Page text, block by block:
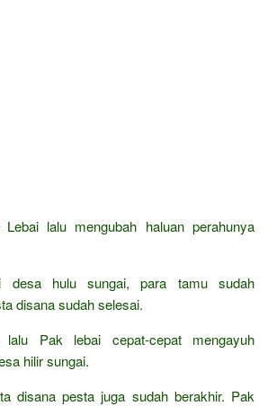
lalu mengubah haluan perahunya
desa hulu sungai, para tamu sudah
disana sudah selesai.
Pak lebai cepat-cepat mengayuh
hilir sungai.
disana pesta juga sudah berakhir. Pak